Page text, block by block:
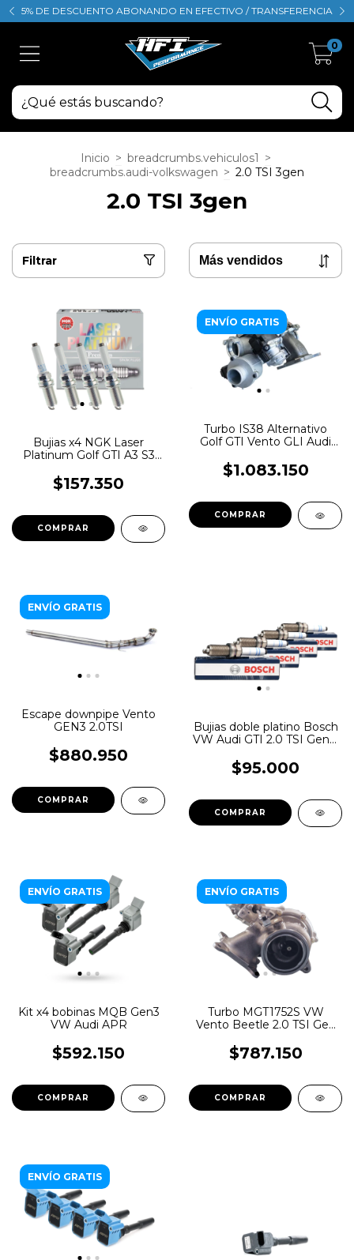
5% DE DESCUENTO ABONANDO EN EFECTIVO / TRANSFERENCIA
0
Inicio > breadcrumbs.vehiculos1 >
breadcrumbs.audi-volkswagen > 2.0 TSI 3gen
2.0 TSI 3gen
Filtrar
Bujias x4 NGK Laser
Platinum Golf GTI A3 S3
$157.350
ENVÍO GRATIS
Turbo IS38 Alternativo
Golf GTI Vento GLI Audi
$1.083.150
ENVÍO GRATIS
Escape downpipe Vento
GEN3 2.0TSI
$880.950
Bujias doble platino Bosch
VW Audi GTI 2.0 TSI Gen 3
$95.000
ENVÍO GRATIS
Kit x4 bobinas MQB Gen3
VW Audi APR
$592.150
ENVÍO GRATIS
Turbo MGT1752S VW
Vento Beetle 2.0 TSI Gen
$787.150
ENVÍO GRATIS